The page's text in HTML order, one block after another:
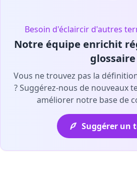
Besoin d'éclaircir d'autres
Notre équipe enrichit
glossaire
Vous ne trouvez pas la
? Suggérez-nous de nouveaux
améliorer notre base de
Suggérer un